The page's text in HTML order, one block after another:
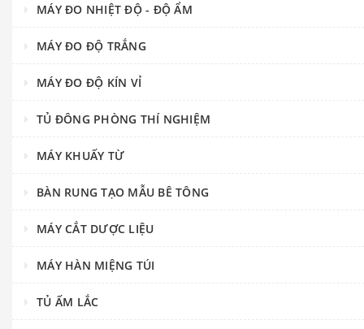
MÁY ĐO NHIỆT ĐỘ - ĐỘ ẨM
MÁY ĐO ĐỘ TRẮNG
MÁY ĐO ĐỘ KÍN VỈ
TỦ ĐÔNG PHÒNG THÍ NGHIỆM
MÁY KHUẤY TỪ
BÀN RUNG TẠO MẪU BÊ TÔNG
MÁY CẮT DƯỢC LIỆU
MÁY HÀN MIỆNG TÚI
TỦ ẤM LẮC